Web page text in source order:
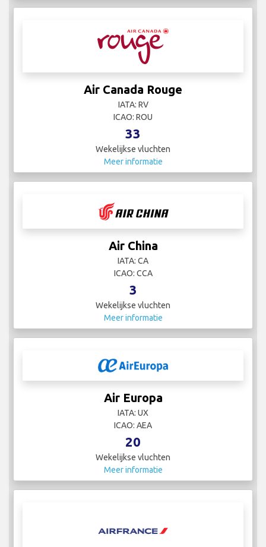
Air Canada Rouge
IATA: RV
ICAO: ROU
33
Wekelijkse vluchten
Meer informatie
Air China
IATA: CA
ICAO: CCA
3
Wekelijkse vluchten
Meer informatie
Air Europa
IATA: UX
ICAO: AEA
20
Wekelijkse vluchten
Meer informatie